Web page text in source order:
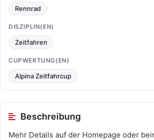
Rennrad
DISZIPLIN(EN)
Zeitfahren
CUPWERTUNG(EN)
Alpina Zeitfahrcup
Beschreibung
Mehr Details auf der Homepage oder